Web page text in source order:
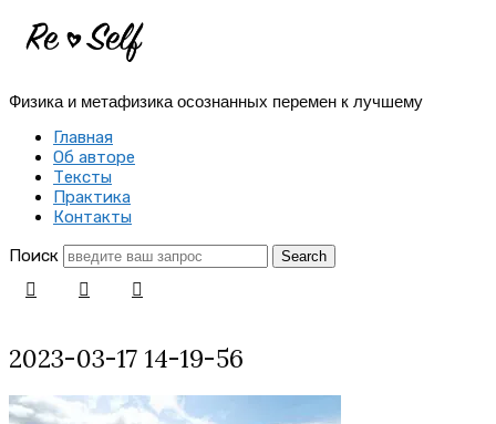
Re-
|
Создай
себя
заново
Физика и метафизика осознанных перемен к лучшему
Главная
Об авторе
Тексты
Практика
Контакты
Поиск
2023-03-17 14-19-56